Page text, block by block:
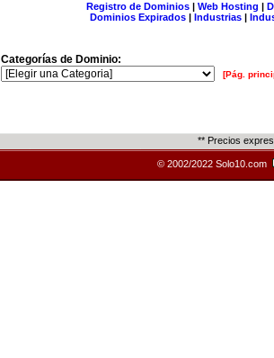
Registro de Dominios| Web Hosting |
Dominios Expirados | Industrias |
Categorías de Dominio:
[Pág.
** Precios
© 2002/2022 Solo10.com